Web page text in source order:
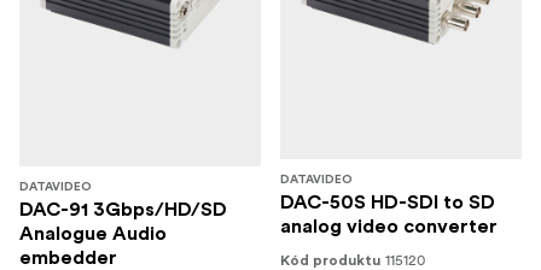
DATAVIDEO
DAC-91 3Gbps/HD/SD
Analogue Audio
embedder
DATAVIDEO
DAC-50S HD-SDI to SD
analog video converter
Kód produktu 115120